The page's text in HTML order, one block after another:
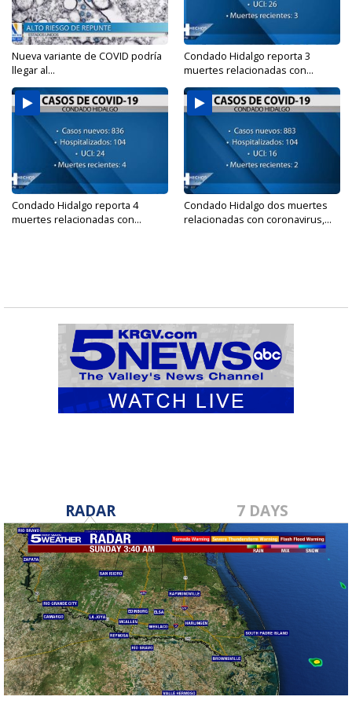
Nueva variante de COVID podría
llegar al...
Condado Hidalgo reporta 3
muertes relacionadas con...
Condado Hidalgo reporta 4
muertes relacionadas con...
Condado Hidalgo dos muertes
relacionadas con coronavirus,...
RADAR 7 DAYS